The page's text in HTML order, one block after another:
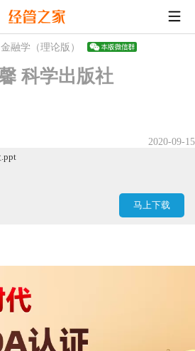
金融学（理论版）
科学出版社
2020-09-15
马上下载